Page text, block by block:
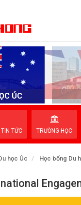
ÚC
TIN TỨC TRƯỜNG HỌC
học Úc Học bổng Du